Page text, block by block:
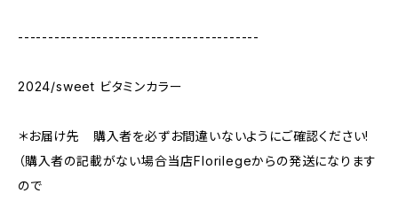
----------------------------------------
2024/sweet ビタミンカラー
​​＊お届け先 購入者を必ずお間違いないようにご確認ください!
（購入者の記載がない場合当店Florilegeからの発送になります
ので